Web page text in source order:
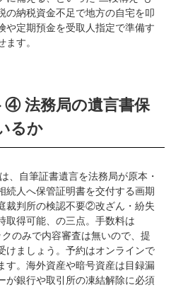
の納税資金不足で地方の自宅を叩
や定期預金を受取人指定で準備す
す。
るか
、自筆証書遺言を法務局が原本・
続人へ保管証明書を交付する画期
裁判所の検認不要②改ざん・紛失
取得可能、の三点。手数料は
のみで内容審査は無いので、提
けましょう。予約はオンラインで
す。海外資産や暗号資産は目録漏
が銀行や取引所の凍結解除に必須